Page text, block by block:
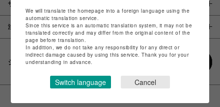
サイズ
注意事項
シェアする
We will translate the homepage into a foreign language using the
automatic translation service.
Since this service is an automatic translation system, it may not be
translated correctly and may differ from the original content of the
page before translation.
In addition, we do not take any responsibility for any direct or
indirect damage caused by using this service. Thank you for your
understanding in advance.
Switch language Cancel